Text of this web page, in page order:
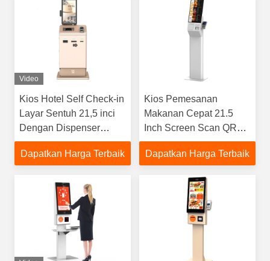
Video
Kios Hotel Self Check-in
Layar Sentuh 21,5 inci
Dengan Dispenser
Kunci Dan Pembaca
Paspor
Dapatkan Harga Terbaik
Kios Pemesanan
Makanan Cepat 21.5
Inch Screen Scan QR
Code dan Pembayaran
Kartu Kredit Didukung
Dapatkan Harga Terbaik